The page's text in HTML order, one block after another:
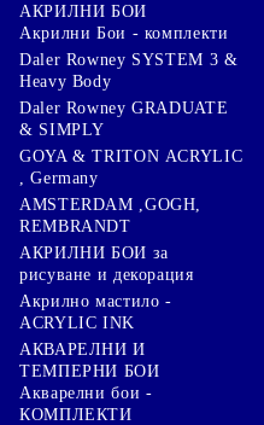
АКРИЛНИ БОИ
Акрилни Бои - комплекти
Daler Rowney SYSTEM 3 &
Heavy Body
Daler Rowney GRADUATE
& SIMPLY
GOYA & TRITON АCRYLIC
, Germany
AMSTERDAM ,GOGH,
REMBRANDT
АКРИЛНИ БОИ за
рисуване и декорация
Акрилно мастило -
ACRYLIC INK
АКВАРЕЛНИ И
ТЕМПЕРНИ БОИ
Акварелни бои -
КОМПЛЕКТИ